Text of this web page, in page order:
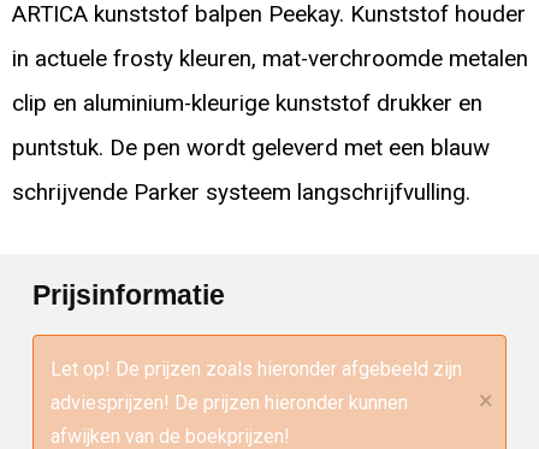
ARTICA kunststof balpen Peekay. Kunststof houder
in actuele frosty kleuren, mat-verchroomde metalen
clip en aluminium-kleurige kunststof drukker en
puntstuk. De pen wordt geleverd met een blauw
schrijvende Parker systeem langschrijfvulling.
Prijsinformatie
Let op! De prijzen zoals hieronder afgebeeld zijn
adviesprijzen! De prijzen hieronder kunnen
afwijken van de boekprijzen!
×